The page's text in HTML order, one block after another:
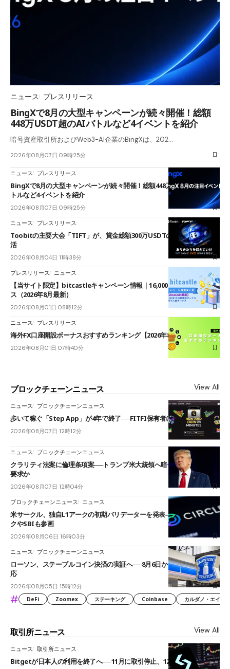
ニュース プレスリリース
BingXで8月の大型キャンペーンが続々開催！総額
448万USDT超のAIバトルなど4イベントを紹介
暗号資産取引所およびWeb3-AI企業のBingXは、202…
2026年08月07日 09時25分
ニュース プレスリリース
BingXで8月の大型キャンペーンが続々開催！総額448万USDT超のAIバ
トルなど4イベントを紹介
2026年08月07日 09時25分
ニュース プレスリリース
Toobitの主要大会「TIFT」が、賞金総額300万USDTのレースとして復
活
2026年08月04日 11時38分
プレスリリース ニュース
【当サイト限定】bitcastleキャンペーン情報｜16,000円口座開設ボーナ
ス（2026年8月最新）
2026年08月01日 08時12分
ニュース プレスリリース
海外FX口座開設ボーナスおすすめランキング【2026年8月最新】
2026年08月01日 07時40分
ブロックチェーンニュース View All
ニュース ブロックチェーンニュース
歩いて稼ぐ「Step App」が4年で終了──FITFI保有者に対応呼びかけ
2026年08月07日 12時12分
ニュース ブロックチェーンニュース
クラリティ法案に倫理条項案──トランプ米大統領へ暗号資産事業の売却
要求か
2026年08月07日 12時04分
ブロックチェーンニュース ニュース
米サークル、独自L1アークの初期バリデーターを発表――ブラックロッ
クやSBIも参画
2026年08月06日 16時03分
ニュース ブロックチェーンニュース
ローソン、ステーブルコイン決済の実証へ──8月6日からJPYCやUSDC対
応
2026年08月05日 15時12分
# DeFi Zoomex ステーキング Coinbase カルダノ・エイ
取引所ニュース View All
ニュース 取引所ニュース
Bitgetが日本人の利用を終了へ──11月に取引停止、12月末に強制決済